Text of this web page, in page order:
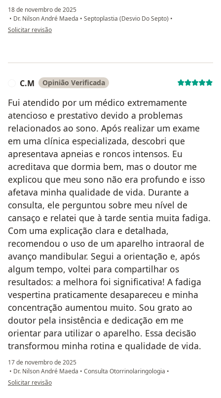
18 de novembro de 2025
• Dr. Nilson André Maeda • Septoplastia (Desvio Do Septo) •
na opinião do utilizador Dalton Victor da Silva
Solicitar revisão
C.M Opinião Verificada
Fui atendido por um médico extremamente
atencioso e prestativo devido a problemas
relacionados ao sono. Após realizar um exame
em uma clínica especializada, descobri que
apresentava apneias e roncos intensos. Eu
acreditava que dormia bem, mas o doutor me
explicou que meu sono não era profundo e isso
afetava minha qualidade de vida. Durante a
consulta, ele perguntou sobre meu nível de
cansaço e relatei que à tarde sentia muita fadiga.
Com uma explicação clara e detalhada,
recomendou o uso de um aparelho intraoral de
avanço mandibular. Segui a orientação e, após
algum tempo, voltei para compartilhar os
resultados: a melhora foi significativa! A fadiga
vespertina praticamente desapareceu e minha
concentração aumentou muito. Sou grato ao
doutor pela insistência e dedicação em me
orientar para utilizar o aparelho. Essa decisão
transformou minha rotina e qualidade de vida.
17 de novembro de 2025
• Dr. Nilson André Maeda • Consulta Otorrinolaringologia •
na opinião do utilizador C.M
Solicitar revisão